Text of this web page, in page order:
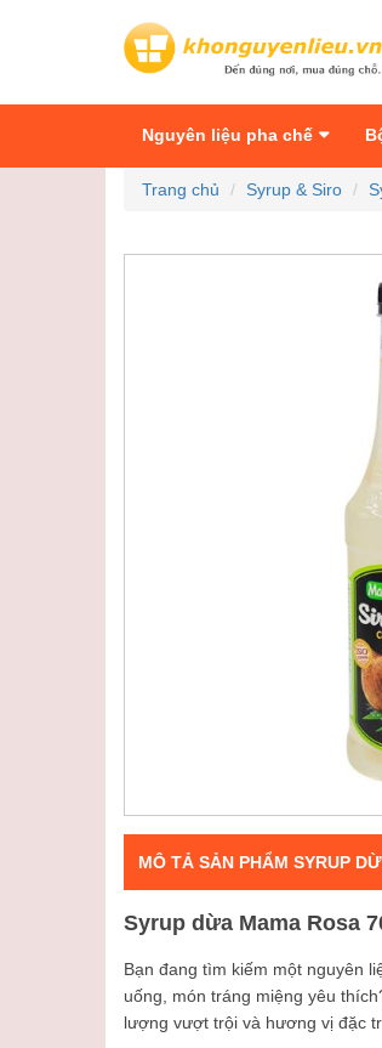
Nguyên liệu pha chế
Trang chủ Syrup & Siro
MÔ TẢ SẢN PHẨM SYRUP
Syrup dừa Mama Rosa
Bạn đang tìm kiếm một nguyên
uống, món tráng miệng yêu
lượng vượt trội và hương vị đặc